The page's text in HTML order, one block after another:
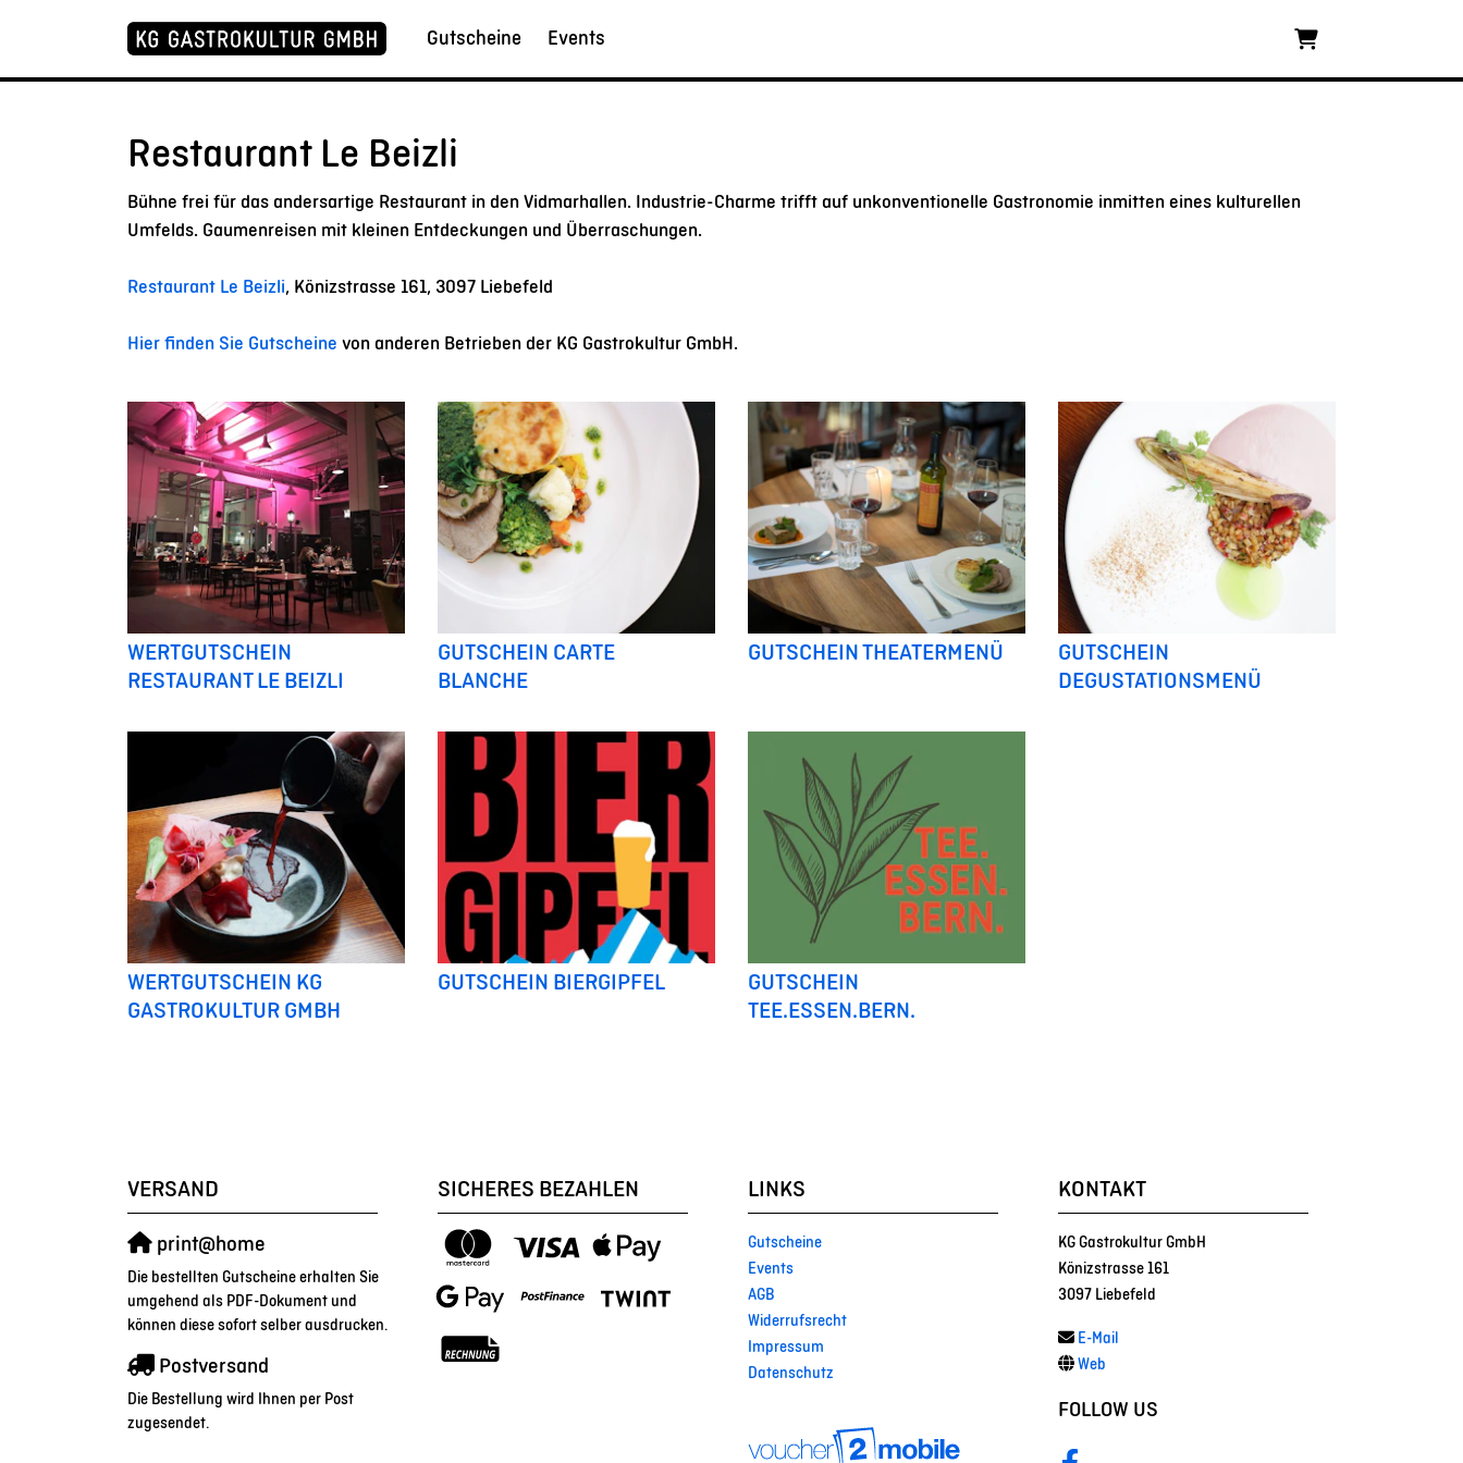
Gutscheine Events
Warenkorb
Restaurant Le Beizli
Bühne frei für das andersartige Restaurant in den Vidmarhallen. Industrie-Charme trifft auf unkonventionelle Gastronomie inmitten eines kulturellen
Umfelds. Gaumenreisen mit kleinen Entdeckungen und Überraschungen.
Restaurant Le Beizli, Könizstrasse 161, 3097 Liebefeld
Hier finden Sie Gutscheine von anderen Betrieben der KG Gastrokultur GmbH.
WERTGUTSCHEIN
RESTAURANT LE BEIZLI
GUTSCHEIN CARTE
BLANCHE
GUTSCHEIN THEATERMENÜ
GUTSCHEIN
DEGUSTATIONSMENÜ
WERTGUTSCHEIN KG
GASTROKULTUR GMBH
GUTSCHEIN BIERGIPFEL
GUTSCHEIN
TEE.ESSEN.BERN.
VERSAND
print@home
Die bestellten Gutscheine erhalten Sie
umgehend als PDF-Dokument und
können diese sofort selber ausdrucken.
Postversand
Die Bestellung wird Ihnen per Post
zugesendet.
SICHERES BEZAHLEN LINKS
Gutscheine
Events
AGB
Widerrufsrecht
Impressum
Datenschutz
KONTAKT
KG Gastrokultur GmbH
Könizstrasse 161
3097 Liebefeld
E-Mail
Web
FOLLOW US